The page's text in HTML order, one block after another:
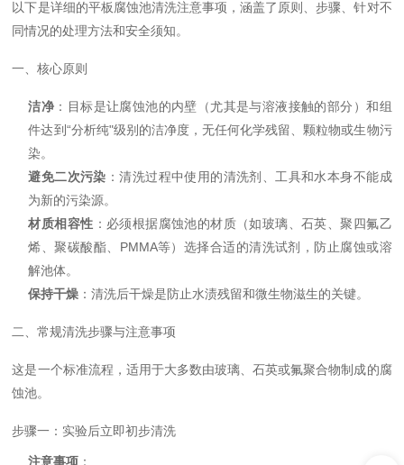
以下是详细的平板腐蚀池清洗注意事项，涵盖了原则、步骤、针对不
同情况的处理方法和安全须知。
一、核心原则
洁净 ：目标是让腐蚀池的内壁（尤其是与溶液接触的部分）和组
件达到“分析纯"级别的洁净度，无任何化学残留、颗粒物或生物污
染。
避免二次污染 ：清洗过程中使用的清洗剂、工具和水本身不能成
为新的污染源。
材质相容性 ：必须根据腐蚀池的材质（如玻璃、石英、聚四氟乙
烯、聚碳酸酯、PMMA等）选择合适的清洗试剂，防止腐蚀或溶
解池体。
保持干燥 ：清洗后干燥是防止水渍残留和微生物滋生的关键。
二、常规清洗步骤与注意事项
这是一个标准流程，适用于大多数由玻璃、石英或氟聚合物制成的腐
蚀池。
步骤一：实验后立即初步清洗
注意事项 ：